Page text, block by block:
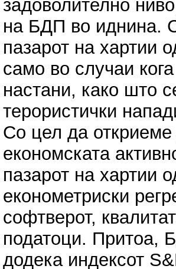
задоволително
на БДП во иднина.
пазарот на хартии
само во случаи
настани, како што
терористички
Со цел да откриеме
економската
пазарот на хартии
економетриски
софтверот,
податоци. Притоа,
додека индексот